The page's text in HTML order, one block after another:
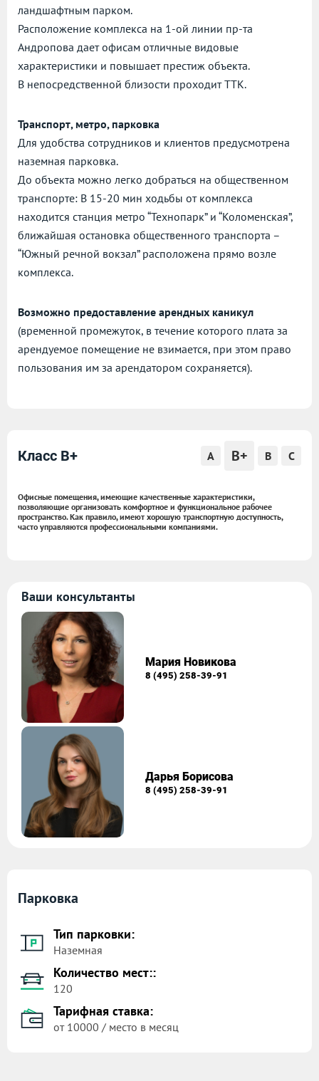
ландшафтным парком.
Расположение комплекса на 1-ой линии пр-та
Андропова дает офисам отличные видовые
характеристики и повышает престиж объекта.
В непосредственной близости проходит ТТК.
Транспорт, метро, парковка
Для удобства сотрудников и клиентов предусмотрена
наземная парковка.
До объекта можно легко добраться на общественном
транспорте: В 15-20 мин ходьбы от комплекса
находится станция метро “Технопарк” и “Коломенская”,
ближайшая остановка общественного транспорта –
“Южный речной вокзал” расположена прямо возле
комплекса.
Возможно предоставление арендных каникул
(временной промежуток, в течение которого плата за
арендуемое помещение не взимается, при этом право
пользования им за арендатором сохраняется).
Класс B+ A B+ B C
Офисные помещения, имеющие качественные характеристики,
позволяющие организовать комфортное и функциональное рабочее
пространство. Как правило, имеют хорошую транспортную доступность,
часто управляются профессиональными компаниями.
Ваши консультанты
Мария Новикова
8 (495) 258-39-91
Дарья Борисова
8 (495) 258-39-91
Парковка
Тип парковки:
Наземная
Количество мест::
120
Тарифная ставка:
от 10000 / место в месяц